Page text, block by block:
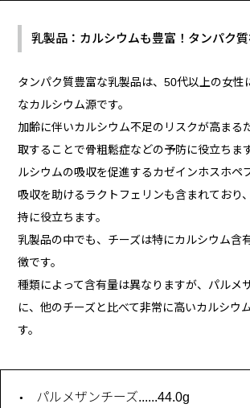
乳製品：カルシウムも豊富！タンパク
タンパク質豊富な乳製品は、50代以上の女性
なカルシウム源です。
加齢に伴いカルシウム不足のリスクが高まる
取することで骨粗鬆症などの予防に役立ちま
ルシウムの吸収を促進するカゼインホスホペ
吸収を助けるラクトフェリンも含まれており
持に役立ちます。
乳製品の中でも、チーズは特にカルシウム含
徴です。
種類によって含有量は異なりますが、パルメ
に、他のチーズと比べて非常に高いカルシウ
す。
パルメザンチーズ......44.0g